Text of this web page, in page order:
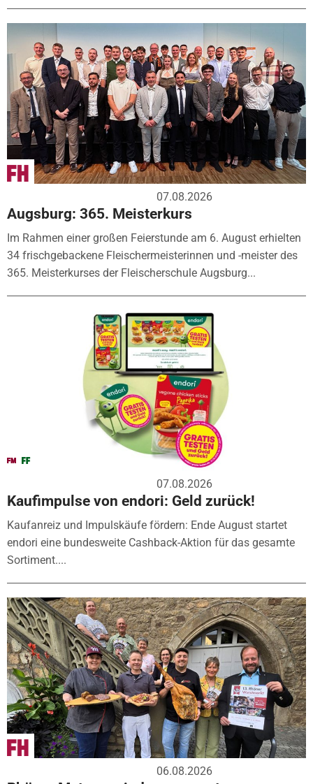
07.08.2026
Augsburg: 365. Meisterkurs
Im Rahmen einer großen Feierstunde am 6. August erhielten
34 frischgebackene Fleischermeisterinnen und -meister des
365. Meisterkurses der Fleischerschule Augsburg...
07.08.2026
Kaufimpulse von endori: Geld zurück!
Kaufanreiz und Impulskäufe fördern: Ende August startet
endori eine bundesweite Cashback-Aktion für das gesamte
Sortiment....
06.08.2026